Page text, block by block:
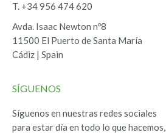
T. +34 956 474 620
Avda. Isaac Newton nº8
11500 El Puerto de Santa María
Cádiz | Spain
SÍGUENOS
Síguenos en nuestras redes sociales
para estar día en todo lo que hacemos,